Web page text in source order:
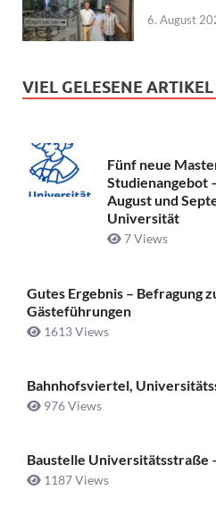
6. August
VIEL GELESENE
Fünf neue
Studienangebot
August und
Universität
7 Views
Gutes Ergebnis – Befragung
Gästeführungen
1613 Views
Bahnhofsviertel,
976 Views
Baustelle Universitätsstraße
1187 Views